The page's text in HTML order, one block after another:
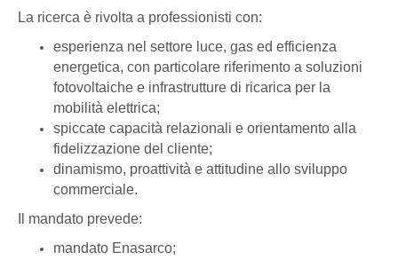
La ricerca è rivolta a professionisti con:
esperienza nel settore luce, gas ed efficienza
energetica, con particolare riferimento a soluzioni
fotovoltaiche e infrastrutture di ricarica per la
mobilità elettrica;
spiccate capacità relazionali e orientamento alla
fidelizzazione del cliente;
dinamismo, proattività e attitudine allo sviluppo
commerciale.
Il mandato prevede:
mandato Enasarco;